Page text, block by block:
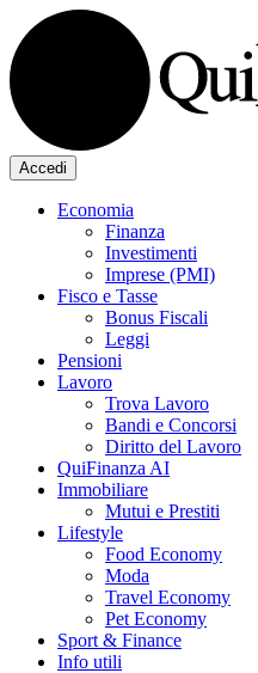
Accedi
Economia
Finanza
Investimenti
Imprese (PMI)
Fisco e Tasse
Bonus Fiscali
Leggi
Pensioni
Lavoro
Trova Lavoro
Bandi e Concorsi
Diritto del Lavoro
QuiFinanza AI
Immobiliare
Mutui e Prestiti
Lifestyle
Food Economy
Moda
Travel Economy
Pet Economy
Sport & Finance
Info utili